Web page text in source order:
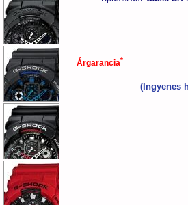
Árgarancia*
(Ingyenes